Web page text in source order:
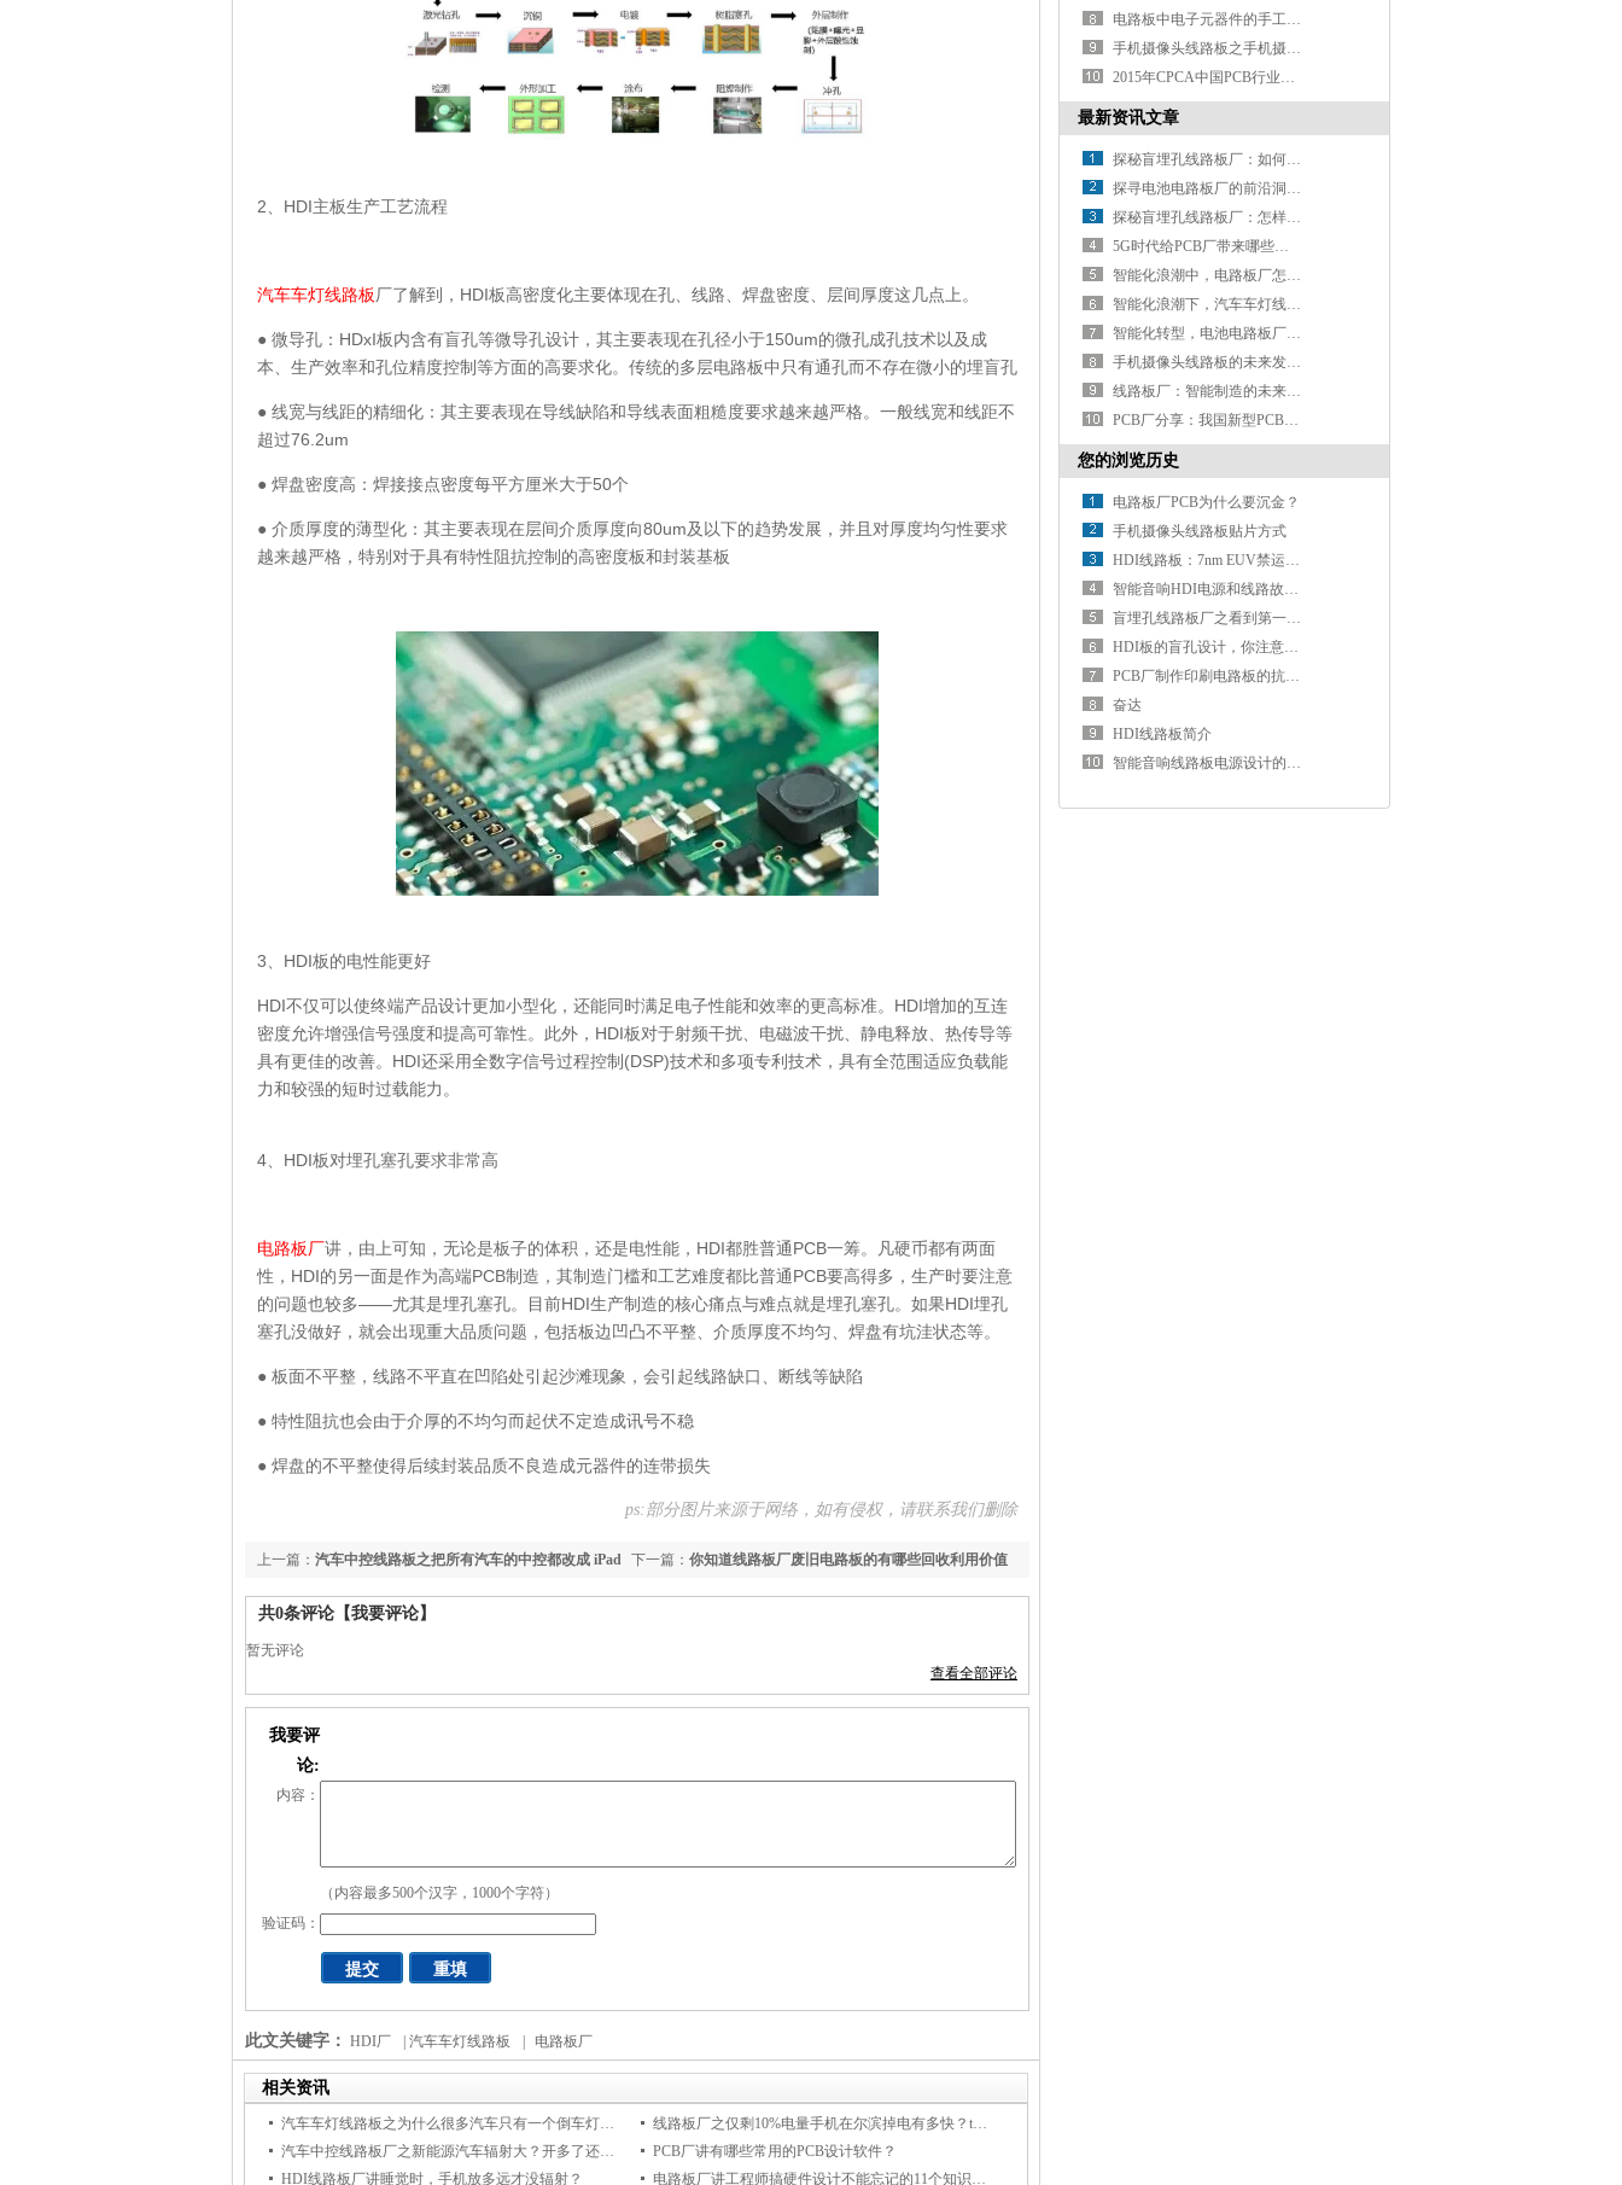
2、HDI主板生产工艺流程
汽车车灯线路板厂了解到，HDI板高密度化主要体现在孔、线路、焊盘密度、层间厚度这几点上。
● 微导孔：HDxI板内含有盲孔等微导孔设计，其主要表现在孔径小于150um的微孔成孔技术以及成
本、生产效率和孔位精度控制等方面的高要求化。传统的多层电路板中只有通孔而不存在微小的埋盲孔
● 线宽与线距的精细化：其主要表现在导线缺陷和导线表面粗糙度要求越来越严格。一般线宽和线距不
超过76.2um
● 焊盘密度高：焊接接点密度每平方厘米大于50个
● 介质厚度的薄型化：其主要表现在层间介质厚度向80um及以下的趋势发展，并且对厚度均匀性要求
越来越严格，特别对于具有特性阻抗控制的高密度板和封装基板
3、HDI板的电性能更好
HDI不仅可以使终端产品设计更加小型化，还能同时满足电子性能和效率的更高标准。HDI增加的互连
密度允许增强信号强度和提高可靠性。此外，HDI板对于射频干扰、电磁波干扰、静电释放、热传导等
具有更佳的改善。HDI还采用全数字信号过程控制(DSP)技术和多项专利技术，具有全范围适应负载能
力和较强的短时过载能力。
4、HDI板对埋孔塞孔要求非常高
电路板厂讲，由上可知，无论是板子的体积，还是电性能，HDI都胜普通PCB一筹。凡硬币都有两面
性，HDI的另一面是作为高端PCB制造，其制造门槛和工艺难度都比普通PCB要高得多，生产时要注意
的问题也较多——尤其是埋孔塞孔。目前HDI生产制造的核心痛点与难点就是埋孔塞孔。如果HDI埋孔
塞孔没做好，就会出现重大品质问题，包括板边凹凸不平整、介质厚度不均匀、焊盘有坑洼状态等。
● 板面不平整，线路不平直在凹陷处引起沙滩现象，会引起线路缺口、断线等缺陷
● 特性阻抗也会由于介厚的不均匀而起伏不定造成讯号不稳
● 焊盘的不平整使得后续封装品质不良造成元器件的连带损失
ps:部分图片来源于网络，如有侵权，请联系我们删除
下一篇： 你知道线路板厂废旧电路板的有哪些回收利用价值
吗？
上一篇： 汽车中控线路板之把所有汽车的中控都改成 iPad
可行吗？
共0条评论 【我要评论】
暂无评论
查看全部评论
我要评
论:
内容：
（内容最多500个汉字，1000个字符）
验证码：
此文关键字： HDI厂 汽车车灯线路板 电路板厂
相关资讯
汽车车灯线路板之为什么很多汽车只有一个倒车灯，原因是...
线路板厂之仅剩10%电量手机在尔滨掉电有多快？ta不到3分钟关机
汽车中控线路板厂之新能源汽车辐射大？开多了还会致癌？真相来了！
PCB厂讲有哪些常用的PCB设计软件？
HDI线路板厂讲睡觉时，手机放多远才没辐射？
电路板厂讲工程师搞硬件设计不能忘记的11个知识点，快来码住！
电路板中电子元器件的手工焊接方法分析（上）
手机摄像头线路板之手机摄像头模组的工作原理以及封装方法
2015年CPCA中国PCB行业排行榜正式出炉！深联电路内资排名第10！综合排名第28！
最新资讯文章
探秘盲埋孔线路板厂：如何用精密工艺打造电路 “隐形脉络”？
探寻电池电路板厂的前沿洞察：行业发展驶向何方？
探秘盲埋孔线路板厂：怎样解锁精密制造的密码？
5G时代给PCB厂带来哪些新挑战？
智能化浪潮中，电路板厂怎样推进智能制造升级？
智能化浪潮下，汽车车灯线路怎样实现精准控制与智能交互？
智能化转型，电池电路板厂如何破局？
手机摄像头线路板的未来发展方向在哪？
线路板厂：智能制造的未来之路
PCB厂分享：我国新型PCB产业分析
您的浏览历史
电路板厂PCB为什么要沉金？
手机摄像头线路板贴片方式
HDI线路板：7nm EUV禁运，中国半导体应该怎么做
智能音响HDI电源和线路故障解决方法
盲埋孔线路板厂之看到第一句话，我就知道事情没这么简单~速看！
HDI板的盲孔设计，你注意到这个细节了吗
PCB厂制作印刷电路板的抗干扰设计原则
奋达
HDI线路板简介
智能音响线路板电源设计的五个最重要的考虑因素